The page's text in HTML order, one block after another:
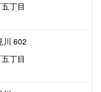
丁目
川 602
丁目